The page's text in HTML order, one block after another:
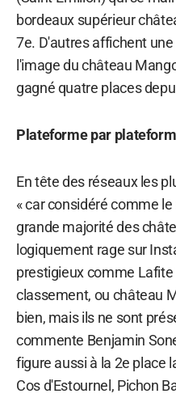
bordeaux supérieur
7e. D'autres affichent
l'image du château
gagné quatre places
Plateforme par
En tête des réseaux les
« car considéré comme
grande majorité des
logiquement rage sur
prestigieux comme Lafite
classement, ou château
bien, mais ils ne sont
commente Benjamin
figure aussi à la 2e place
Cos d'Estournel, Pichon